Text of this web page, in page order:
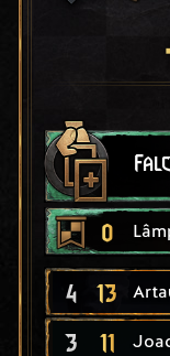
0
4 13
3 11